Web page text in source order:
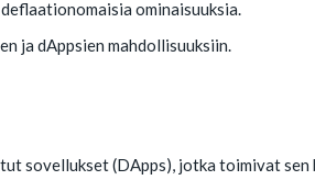
ominaisuuksia.
ja dAppsien mahdollisuuksiin.
sovellukset (DApps), jotka toimivat